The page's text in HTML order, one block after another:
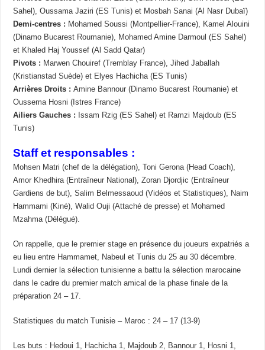
Sahel), Oussama Jaziri (ES Tunis) et Mosbah Sanai (Al Nasr Dubaï)
Demi-centres : Mohamed Soussi (Montpellier-France), Kamel Alouini
(Dinamo Bucarest Roumanie), Mohamed Amine Darmoul (ES Sahel)
et Khaled Haj Youssef (Al Sadd Qatar)
Pivots : Marwen Chouiref (Tremblay France), Jihed Jaballah
(Kristianstad Suède) et Elyes Hachicha (ES Tunis)
Arrières Droits : Amine Bannour (Dinamo Bucarest Roumanie) et
Oussema Hosni (Istres France)
Ailiers Gauches : Issam Rzig (ES Sahel) et Ramzi Majdoub (ES
Tunis)
Staff et responsables :
Mohsen Matri (chef de la délégation), Toni Gerona (Head Coach),
Amor Khedhira (Entraîneur National), Zoran Djordjic (Entraîneur
Gardiens de but), Salim Belmessaoud (Vidéos et Statistiques), Naim
Hammami (Kiné), Walid Ouji (Attaché de presse) et Mohamed
Mzahma (Délégué).
On rappelle, que le premier stage en présence du joueurs expatriés a
eu lieu entre Hammamet, Nabeul et Tunis du 25 au 30 décembre.
Lundi dernier la sélection tunisienne a battu la sélection marocaine
dans le cadre du premier match amical de la phase finale de la
préparation 24 – 17.
Statistiques du match Tunisie – Maroc : 24 – 17 (13-9)
Les buts : Hedoui 1, Hachicha 1, Majdoub 2, Bannour 1, Hosni 1,